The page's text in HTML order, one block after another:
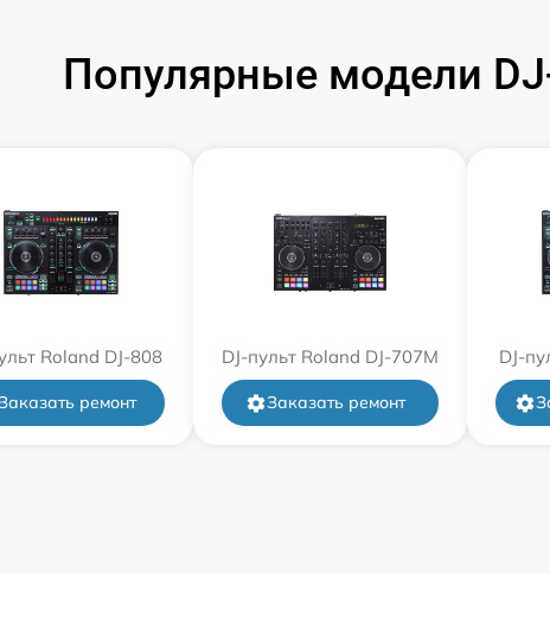
Популярные модели
Roland DJ-808
ремонт
DJ-пульт Roland DJ-707M
Заказать ремонт
DJ-